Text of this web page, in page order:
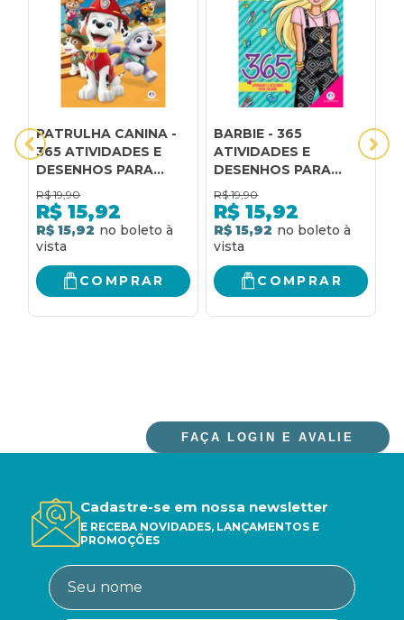
PATRULHA CANINA -
365 ATIVIDADES E
DESENHOS PARA
COLORIR:
ATIVIDADES E
DESENHOS PARA
COLORIR
R$ 19,90
R$ 15,92
R$ 15,92
COMPRAR
BARBIE - 365
ATIVIDADES E
DESENHOS PARA
COLORIR
R$ 19,90
R$ 15,92
R$ 15,92
COMPRAR
FAÇA LOGIN E AVALIE
Cadastre-se em nossa newsletter
E RECEBA NOVIDADES, LANÇAMENTOS E
PROMOÇÕES